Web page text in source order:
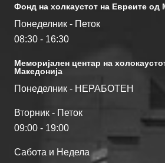
Фонд на холкаустот на Евреите од
Понеделник - Петок
08:30 - 16:30
Меморијален центар на
Македонија
Понеделник - НЕРАБОТЕН
Вторник - Петок
09:00 - 19:00
Сабота и Недела